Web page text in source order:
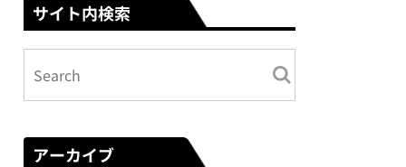
サイト内検索
アーカイブ